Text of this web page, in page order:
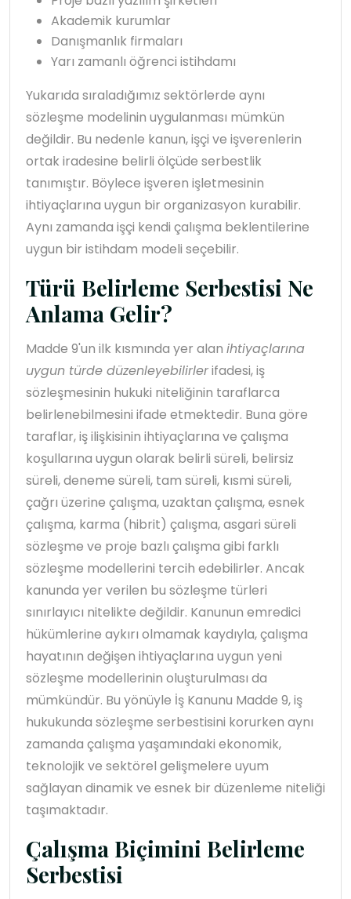
Akademik kurumlar
Danışmanlık firmaları
Yarı zamanlı öğrenci istihdamı
Yukarıda sıraladığımız sektörlerde aynı
sözleşme modelinin uygulanması mümkün
değildir. Bu nedenle kanun, işçi ve işverenlerin
ortak iradesine belirli ölçüde serbestlik
tanımıştır. Böylece işveren işletmesinin
ihtiyaçlarına uygun bir organizasyon kurabilir.
Aynı zamanda işçi kendi çalışma beklentilerine
uygun bir istihdam modeli seçebilir.
Türü Belirleme Serbestisi Ne
Anlama Gelir?
Madde 9'un ilk kısmında yer alan ihtiyaçlarına
uygun türde düzenleyebilirlerifadesi, iş
sözleşmesinin hukuki niteliğinin taraflarca
belirlenebilmesini ifade etmektedir. Buna göre
taraflar, iş ilişkisinin ihtiyaçlarına ve çalışma
koşullarına uygun olarak belirli süreli, belirsiz
süreli, deneme süreli, tam süreli, kısmi süreli,
çağrı üzerine çalışma, uzaktan çalışma, esnek
çalışma, karma (hibrit) çalışma, asgari süreli
sözleşme ve proje bazlı çalışma gibi farklı
sözleşme modellerini tercih edebilirler. Ancak
kanunda yer verilen bu sözleşme türleri
sınırlayıcı nitelikte değildir. Kanunun emredici
hükümlerine aykırı olmamak kaydıyla, çalışma
hayatının değişen ihtiyaçlarına uygun yeni
sözleşme modellerinin oluşturulması da
mümkündür. Bu yönüyle İş Kanunu Madde 9, iş
hukukunda sözleşme serbestisini korurken aynı
zamanda çalışma yaşamındaki ekonomik,
teknolojik ve sektörel gelişmelere uyum
sağlayan dinamik ve esnek bir düzenleme niteliği
taşımaktadır.
Çalışma Biçimini Belirleme
Serbestisi